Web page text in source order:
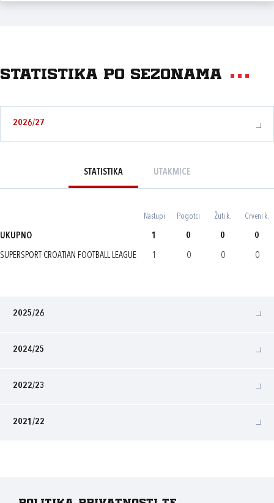
Statistika po sezonama
2026/27
STATISTIKA UTAKMICE
Nastupi Pogotci Žuti k. Crveni k.
UKUPNO 1 0 0 0
SUPERSPORT CROATIAN FOOTBALL LEAGUE 1 0 0 0
2025/26
2024/25
2022/23
2021/22